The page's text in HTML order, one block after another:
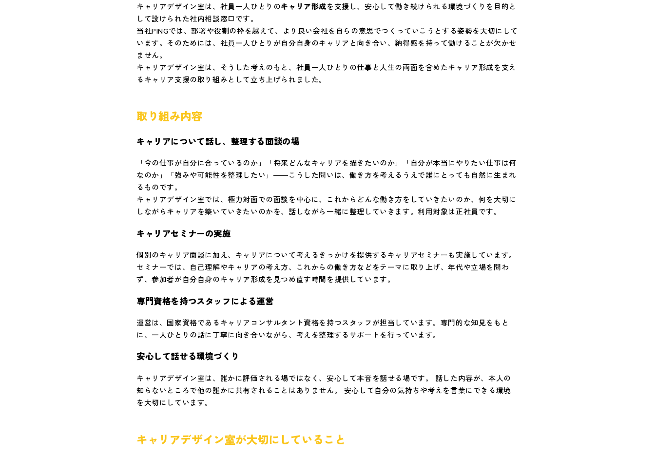
キャリアデザイン室は、社員一人ひとりのキャリア形成を支援し、安心して働き続けられる環境づくりを目的と
して設けられた社内相談窓口です。
当社PINGでは、部署や役割の枠を越えて、より良い会社を自らの意思でつくっていこうとする姿勢を大切にして
います。そのためには、社員一人ひとりが自分自身のキャリアと向き合い、納得感を持って働けることが欠かせ
ません。
キャリアデザイン室は、そうした考えのもと、社員一人ひとりの仕事と人生の両面を含めたキャリア形成を支え
るキャリア支援の取り組みとして立ち上げられました。
取り組み内容
キャリアについて話し、整理する面談の場
「今の仕事が自分に合っているのか」「将来どんなキャリアを描きたいのか」「自分が本当にやりたい仕事は何
なのか」「強みや可能性を整理したい」――こうした問いは、働き方を考えるうえで誰にとっても自然に生まれ
るものです。
キャリアデザイン室では、極力対面での面談を中心に、これからどんな働き方をしていきたいのか、何を大切に
しながらキャリアを築いていきたいのかを、話しながら一緒に整理していきます。利用対象は正社員です。
キャリアセミナーの実施
個別のキャリア面談に加え、キャリアについて考えるきっかけを提供するキャリアセミナーも実施しています。
セミナーでは、自己理解やキャリアの考え方、これからの働き方などをテーマに取り上げ、年代や立場を問わ
ず、参加者が自分自身のキャリア形成を見つめ直す時間を提供しています。
専門資格を持つスタッフによる運営
運営は、国家資格であるキャリアコンサルタント資格を持つスタッフが担当しています。専門的な知見をもと
に、一人ひとりの話に丁寧に向き合いながら、考えを整理するサポートを行っています。
安心して話せる環境づくり
キャリアデザイン室は、誰かに評価される場ではなく、安心して本音を話せる場です。 話した内容が、本人の
知らないところで他の誰かに共有されることはありません。 安心して自分の気持ちや考えを言葉にできる環境
を大切にしています。
キャリアデザイン室が大切にしていること